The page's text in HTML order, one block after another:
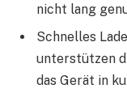
nicht lang
Schnelles
unterstützen
das Gerät in